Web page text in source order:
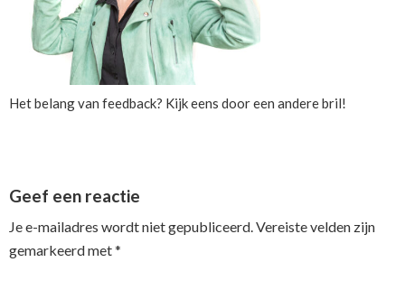
Het belang van feedback? Kijk eens door een andere bril!
Interactions
Geef een reactie
Je e-mailadres wordt niet gepubliceerd.Vereiste velden zijn
gemarkeerd met*